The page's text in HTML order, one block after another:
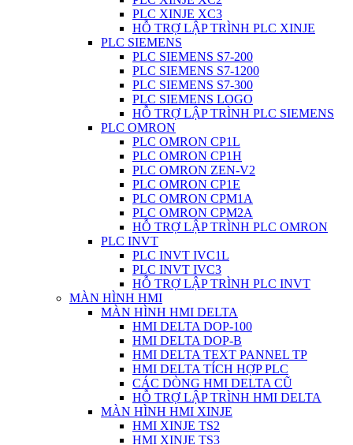
PLC XINJE XC3
HỖ TRỢ LẬP TRÌNH PLC XINJE
PLC SIEMENS
PLC SIEMENS S7-200
PLC SIEMENS S7-1200
PLC SIEMENS S7-300
PLC SIEMENS LOGO
HỖ TRỢ LẬP TRÌNH PLC SIEMENS
PLC OMRON
PLC OMRON CP1L
PLC OMRON CP1H
PLC OMRON ZEN-V2
PLC OMRON CP1E
PLC OMRON CPM1A
PLC OMRON CPM2A
HỖ TRỢ LẬP TRÌNH PLC OMRON
PLC INVT
PLC INVT IVC1L
PLC INVT IVC3
HỖ TRỢ LẬP TRÌNH PLC INVT
MÀN HÌNH HMI
MÀN HÌNH HMI DELTA
HMI DELTA DOP-100
HMI DELTA DOP-B
HMI DELTA TEXT PANNEL TP
HMI DELTA TÍCH HỢP PLC
CÁC DÒNG HMI DELTA CŨ
HỖ TRỢ LẬP TRÌNH HMI DELTA
MÀN HÌNH HMI XINJE
HMI XINJE TS2
HMI XINJE TS3